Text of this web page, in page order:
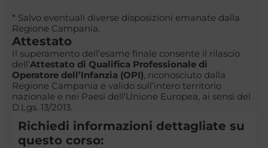
* Salvo eventuali diverse disposizioni emanate dalla
Regione Campania.
Attestato
Il superamento dell’esame finale consente il rilascio
dell’Attestato di Qualifica Professionale di
Operatore dell’Infanzia (OPI), riconosciuto dalla
Regione Campania e valido sull’intero territorio
nazionale e nei Paesi dell’Unione Europea, ai sensi del
D.Lgs. 13/2013.
Richiedi informazioni dettagliate su
questo corso: